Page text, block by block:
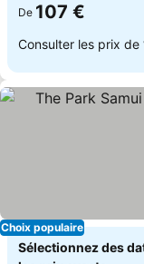
De 107 €
Consulter les prix de
Choix populaire
Sélectionnez des